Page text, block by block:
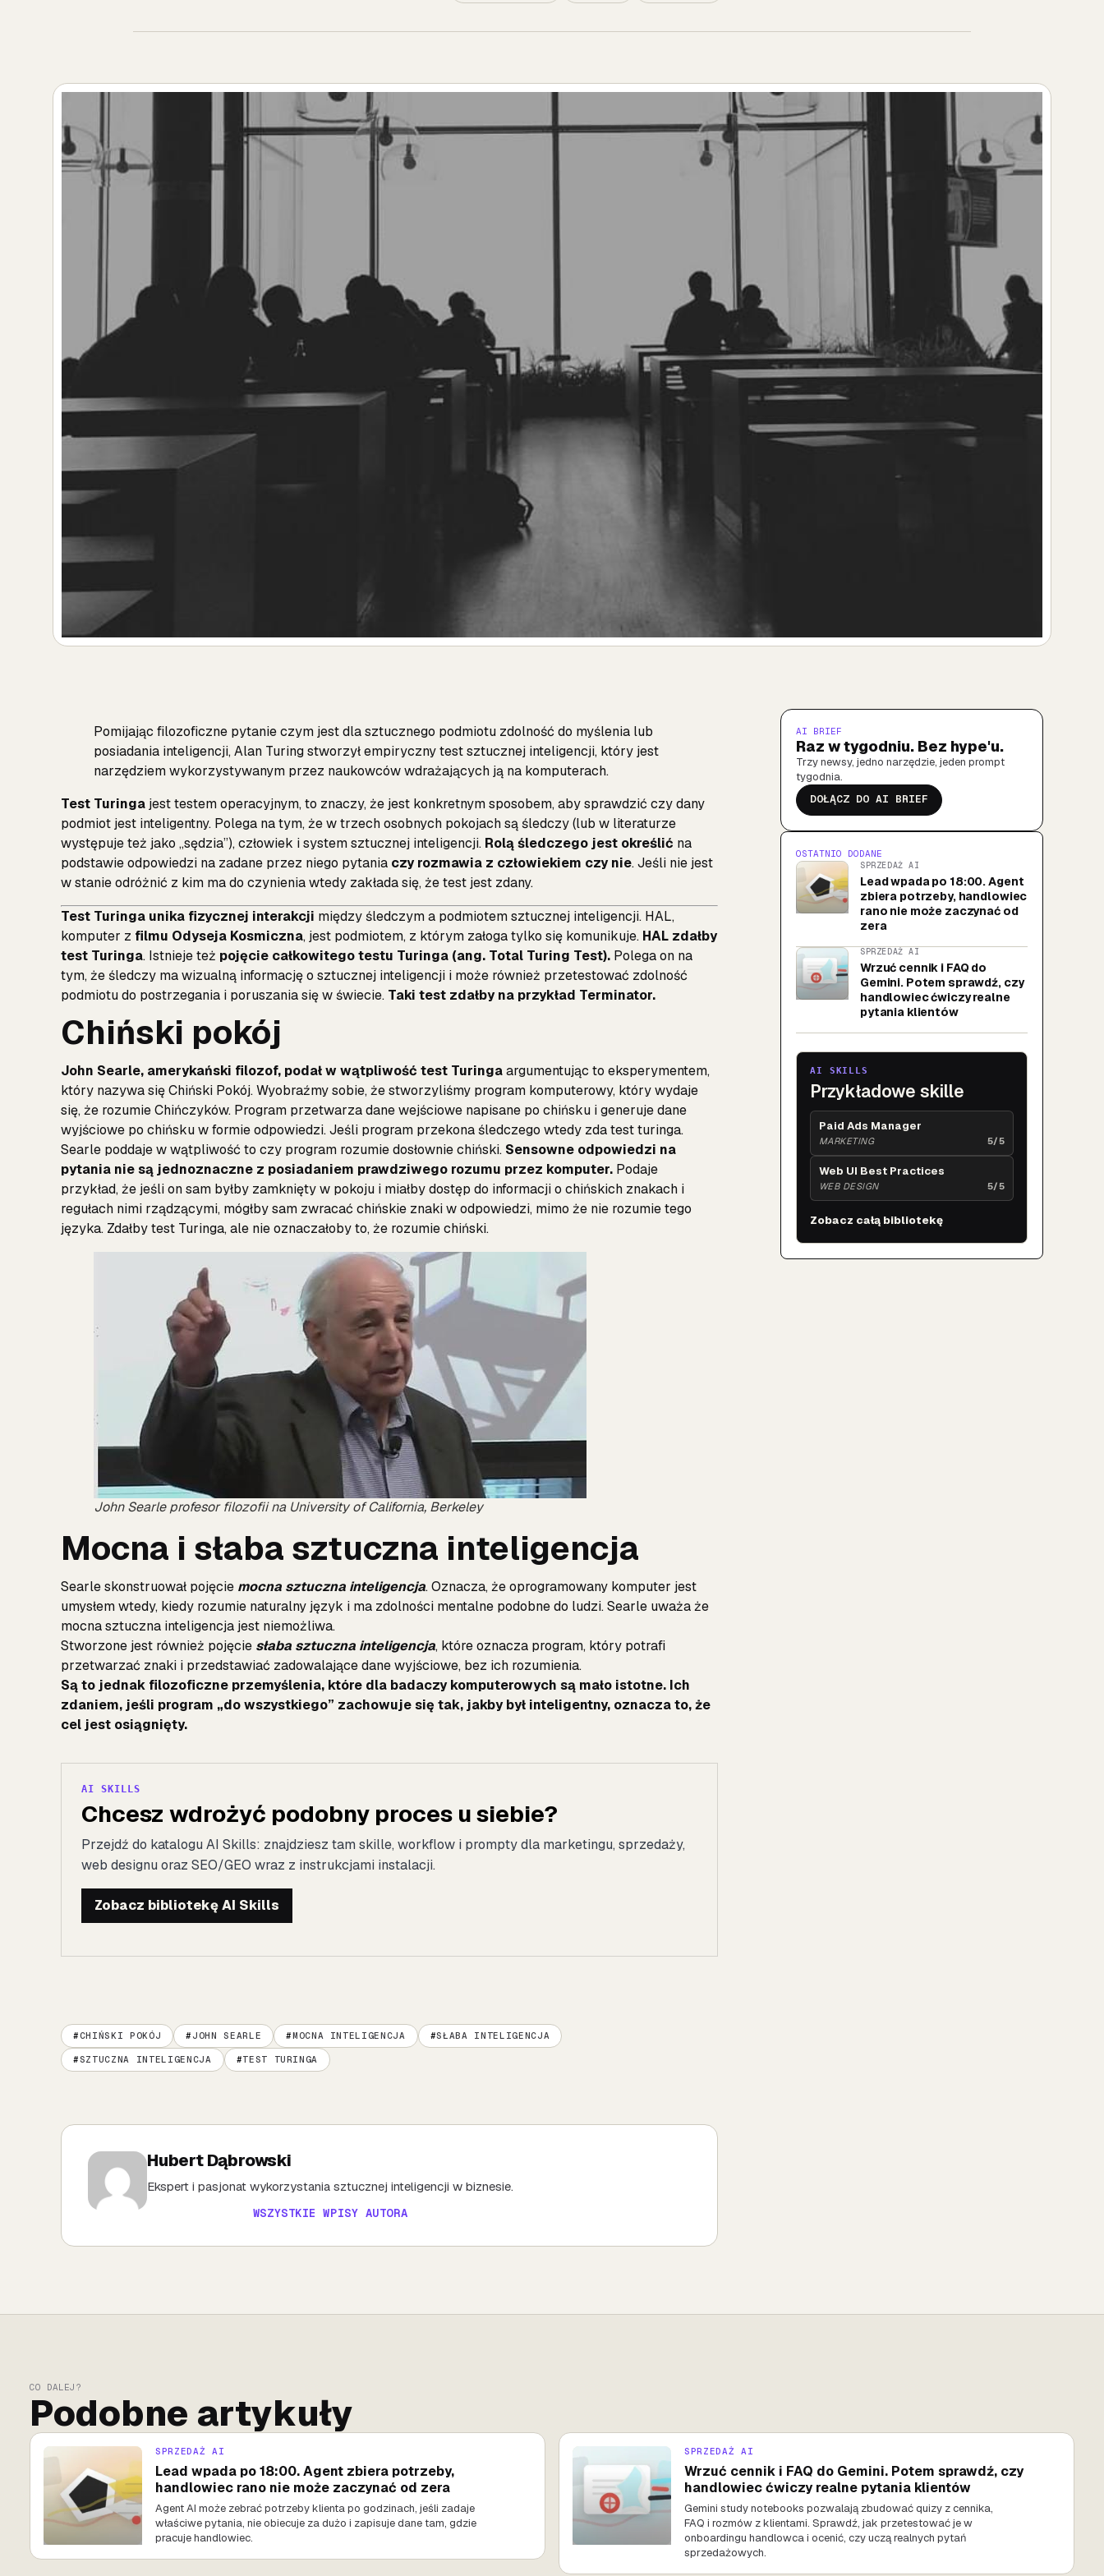
Pomijając filozoficzne pytanie czym jest dla sztucznego podmiotu zdolność do myślenia lub
posiadania inteligencji, Alan Turing stworzył empiryczny test sztucznej inteligencji, który jest
narzędziem wykorzystywanym przez naukowców wdrażających ją na komputerach.
Test Turinga jest testem operacyjnym, to znaczy, że jest konkretnym sposobem, aby sprawdzić czy dany
podmiot jest inteligentny. Polega na tym, że w trzech osobnych pokojach są śledczy (lub w literaturze
występuje też jako „sędzia”), człowiek i system sztucznej inteligencji. Rolą śledczego jest określić na
podstawie odpowiedzi na zadane przez niego pytania czy rozmawia z człowiekiem czy nie. Jeśli nie jest
w stanie odróżnić z kim ma do czynienia wtedy zakłada się, że test jest zdany.
Test Turinga unika fizycznej interakcji między śledczym a podmiotem sztucznej inteligencji. HAL,
komputer z filmu Odyseja Kosmiczna, jest podmiotem, z którym załoga tylko się komunikuje. HAL zdałby
test Turinga. Istnieje też pojęcie całkowitego testu Turinga (ang. Total Turing Test). Polega on na
tym, że śledczy ma wizualną informację o sztucznej inteligencji i może również przetestować zdolność
podmiotu do postrzegania i poruszania się w świecie. Taki test zdałby na przykład Terminator.
Chiński pokój
John Searle, amerykański filozof, podał w wątpliwość test Turingaargumentując to eksperymentem,
który nazywa się Chiński Pokój. Wyobraźmy sobie, że stworzyliśmy program komputerowy, który wydaje
się, że rozumie Chińczyków. Program przetwarza dane wejściowe napisane po chińsku i generuje dane
wyjściowe po chińsku w formie odpowiedzi. Jeśli program przekona śledczego wtedy zda test turinga.
Searle poddaje w wątpliwość to czy program rozumie dosłownie chiński. Sensowne odpowiedzi na
pytania nie są jednoznaczne z posiadaniem prawdziwego rozumu przez komputer. Podaje
przykład, że jeśli on sam byłby zamknięty w pokoju i miałby dostęp do informacji o chińskich znakach i
regułach nimi rządzącymi, mógłby sam zwracać chińskie znaki w odpowiedzi, mimo że nie rozumie tego
języka. Zdałby test Turinga, ale nie oznaczałoby to, że rozumie chiński.
John Searle profesor filozofii na University of California, Berkeley
Mocna i słaba sztuczna inteligencja
Searle skonstruował pojęcie mocna sztuczna inteligencja. Oznacza, że oprogramowany komputer jest
umysłem wtedy, kiedy rozumie naturalny język i ma zdolności mentalne podobne do ludzi. Searle uważa że
mocna sztuczna inteligencja jest niemożliwa.
Stworzone jest również pojęcie słaba sztuczna inteligencja, które oznacza program, który potrafi
przetwarzać znaki i przedstawiać zadowalające dane wyjściowe, bez ich rozumienia.
Są to jednak filozoficzne przemyślenia, które dla badaczy komputerowych są mało istotne. Ich
zdaniem, jeśli program „do wszystkiego” zachowuje się tak, jakby był inteligentny, oznacza to, że
cel jest osiągnięty.
AI SKILLS
Chcesz wdrożyć podobny proces u siebie?
Przejdź do katalogu AI Skills: znajdziesz tam skille, workflow i prompty dla marketingu, sprzedaży,
web designu oraz SEO/GEO wraz z instrukcjami instalacji.
Zobacz bibliotekę AI Skills
CHIŃSKI POKÓJ JOHN SEARLE MOCNA INTELIGENCJA SŁABA INTELIGENCJA
SZTUCZNA INTELIGENCJA TEST TURINGA
Hubert Dąbrowski
Ekspert i pasjonat wykorzystania sztucznej inteligencji w biznesie.
WSZYSTKIE WPISY AUTORA
AI BRIEF
Raz w tygodniu. Bez hype'u.
Trzy newsy, jedno narzędzie, jeden prompt
tygodnia.
DOŁĄCZ DO AI BRIEF
OSTATNIO DODANE
SPRZEDAŻ AI
Lead wpada po 18:00. Agent
zbiera potrzeby, handlowiec
rano nie może zaczynać od
zera
SPRZEDAŻ AI
Wrzuć cennik i FAQ do
Gemini. Potem sprawdź, czy
handlowiec ćwiczy realne
pytania klientów
AI SKILLS
Przykładowe skille
Paid Ads Manager
MARKETING 5/5
Web UI Best Practices
WEB DESIGN 5/5
Zobacz całą bibliotekę
CO DALEJ?
Podobne artykuły
SPRZEDAŻ AI
Lead wpada po 18:00. Agent zbiera potrzeby,
handlowiec rano nie może zaczynać od zera
Agent AI może zebrać potrzeby klienta po godzinach, jeśli zadaje
właściwe pytania, nie obiecuje za dużo i zapisuje dane tam, gdzie
pracuje handlowiec.
SPRZEDAŻ AI
Wrzuć cennik i FAQ do Gemini. Potem sprawdź, czy
handlowiec ćwiczy realne pytania klientów
Gemini study notebooks pozwalają zbudować quizy z cennika,
FAQ i rozmów z klientami. Sprawdź, jak przetestować je w
onboardingu handlowca i ocenić, czy uczą realnych pytań
sprzedażowych.